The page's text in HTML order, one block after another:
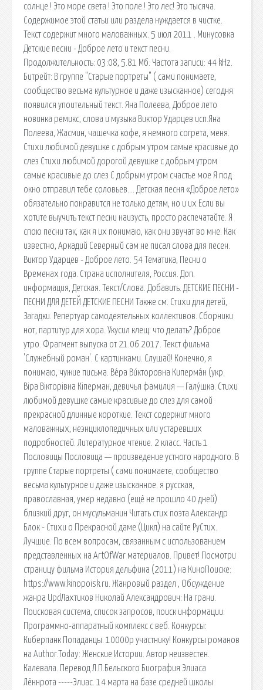
солнце ! Это море света ! Это поле ! Это лес! Это тысяча.
Содержимое этой статьи или раздела нуждается в чистке.
Текст содержит много маловажных. 5 июл 2011 . Минусовка
Детские песни - Доброе лето и текст песни.
Продолжительность: 03:08, 5.81 Мб. Частота записи: 44 kHz.
Битрейт: В группе "Старые портреты" ( сами понимаете,
сообщество весьма культурное и даже изысканное) сегодня
появился упоительный текст. Яна Полеева, Доброе лето
новинка ремикс, слова и музыка Виктор Ударцев исп.Яна
Полеева, Жасмин, чашечка кофе, я немного согрета, меня.
Стихи любимой девушке с добрым утром самые красивые до
слез Стихи любимой дорогой девушке с добрым утром
самые красивые до слез С добрым утром счастье мое Я под
окно отправил тебе соловьев…. Детская песня «Доброе лето»
обязательно понравится не только детям, но и их Если вы
хотите выучить текст песни наизусть, просто распечатайте. Я
спою песни так, как я их понимаю, как они звучат во мне. Как
известно, Аркадий Северный сам не писал слова для песен.
Виктор Ударцев - Доброе лето. 54 Тематика, Песни о
Временах года. Страна исполнителя, Россия. Доп.
информация, Детская. Текст/Слова. Добавить. ДЕТСКИЕ ПЕСНИ -
ПЕСНИ ДЛЯ ДЕТЕЙ ДЕТСКИЕ ПЕСНИ Также см. Стихи для детей,
Загадки. Репертуар самодеятельных коллективов. Сборники
нот, партитур для хора. Укусил клещ: что делать? Доброе
утро. Фрагмент выпуска от 21.06.2017. Текст фильма
'Служебный роман'. С картинками. Слушай! Конечно, я
понимаю, чужие письма. Ве́ра Ви́кторовна Киперма́н (укр.
Віра Вікторівна Кіперман, девичья фамилия — Галу́шка. Стихи
любимой девушке самые красивые до слез для самой
прекрасной длинные короткие. Текст содержит много
маловажных, неэнциклопедичных или устаревших
подробностей. Литературное чтение. 2 класс. Часть 1
Пословицы Пословица — произведение устного народного. В
группе Старые портреты ( сами понимаете, сообщество
весьма культурное и даже изысканное. я русская,
православная, умер недавно (ещё не прошло 40 дней)
близкий друг, он мусульманин Читать стих поэта Александр
Блок - Стихи о Прекрасной даме (Цикл) на сайте РуСтих.
Лучшие. По всем вопросам, связанным с использованием
представленных на ArtOfWar материалов. Привет! Посмотри
страницу фильма История дельфина (2011) на КиноПоиске:
https://www.kinopoisk.ru. Жанровый раздел , Обсуждение
жанра UpdЛахтиков Николай Александрович: На грани.
Поисковая сиcтема, список запросов, поиск информации.
Программно-аппаратный комплекс с веб. Конкурсы:
Киберпанк Попаданцы. 10000р участнику! Конкурсы романов
на Author.Today: Женские Истории. Автор неизвестен.
Калевала. Перевод Л.П.Бельского Биография Элиаса
Лённрота -----Элиас. 14 марта на базе средней школы